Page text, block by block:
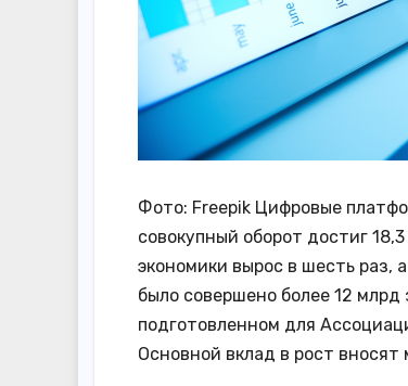
Фото: Freepik Цифровые
совокупный оборот достиг
экономики вырос в шесть раз,
было совершено более 12
подготовленном для
Основной вклад в рост